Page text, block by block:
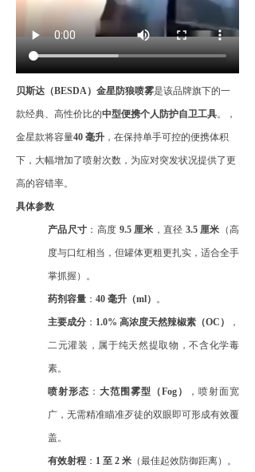
贝斯达（BESDA）金星防狼喷雾是该品牌旗下的一
款经典、高性价比的中型便携个人防护自卫工具。，
金星款将容量40 毫升 ，在保持单手可控的便携体积
下，大幅增加了喷射次数，为应对突发状况提供了更
高的容错率。
具体参数
产品尺寸 ：高度 9.5 厘米 ，直径 3.5 厘米 （高
度与口红相当，但罐体更粗更扎实，适合全手
掌抓握）。
药剂容量 ： 40 毫升（ml） 。
主要成分 ： 1.0% 高浓度天然辣椒素（OC） ，
二元灌装，属于纯天然提取物，不含化学毒
素。
喷射形态 ： 大范围雾型（Fog） ，喷射面宽
广，无需精准瞄准歹徒的双眼即可形成有效覆
盖。
有效射程 ： 1 至 2 米 （最佳起效防御距离）。